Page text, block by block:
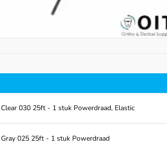
030 25ft - 1 stuk Powerdraad, Elastic
025 25ft - 1 stuk Powerdraad